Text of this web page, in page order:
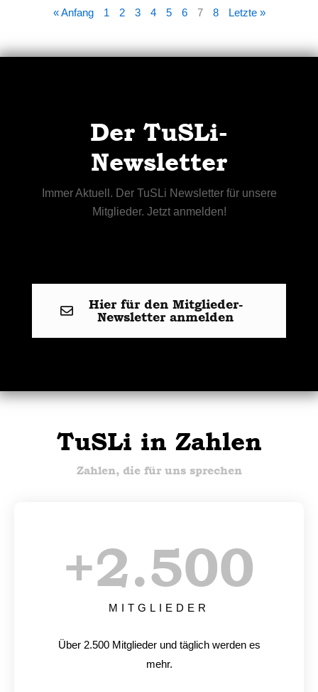
« Anfang 1 2 3 4 5 6 7 8 Letzte »
Der TuSLi-
Newsletter
Immer Aktuell. Der TuSLi Newsletter für unsere
Mitglieder. Jetzt anmelden!
Hier für den Mitglieder-
Newsletter anmelden
TuSLi in Zahlen
Zahlen, die für uns sprechen
MITGLIEDER
+2.500
Über 2.500 Mitglieder und täglich werden es
mehr.